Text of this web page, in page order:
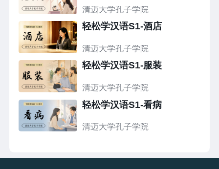
清迈大学孔子学院
轻松学汉语S1-酒店
清迈大学孔子学院
轻松学汉语S1-服装
清迈大学孔子学院
轻松学汉语S1-看病
清迈大学孔子学院